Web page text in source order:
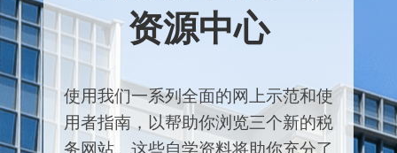
资源中心
使用我们一系列全面的网上示范和使
用者指南，以帮助你浏览三个新的税
务网站。这些自学资料将助你充分了